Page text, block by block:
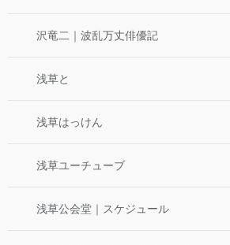
沢竜二｜波乱万丈俳優記
浅草と
浅草はっけん
浅草ユーチューブ
浅草公会堂｜スケジュール